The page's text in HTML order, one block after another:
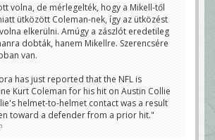
volna, de mérlegelték, hogy a Mikell-től
ütközött Coleman-nek, így az ütközést
elkerülni. Amúgy a zászlót eredetileg
dobták, hanem Mikellre. Szerencsére
van.
has just reported that the NFL is
Kurt Coleman for his hit on Austin Collie
helmet-to-helmet contact was a result
toward a defender from a prior hit."